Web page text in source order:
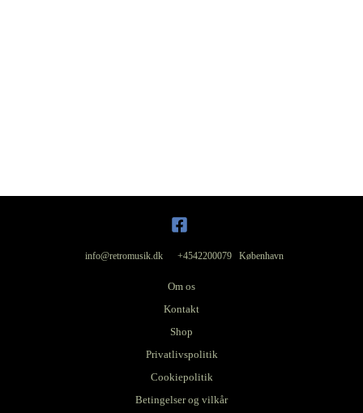
info@retromusik.dk +4542200079 København
Om os
Kontakt
Shop
Privatlivspolitik
Cookiepolitik
Betingelser og vilkår